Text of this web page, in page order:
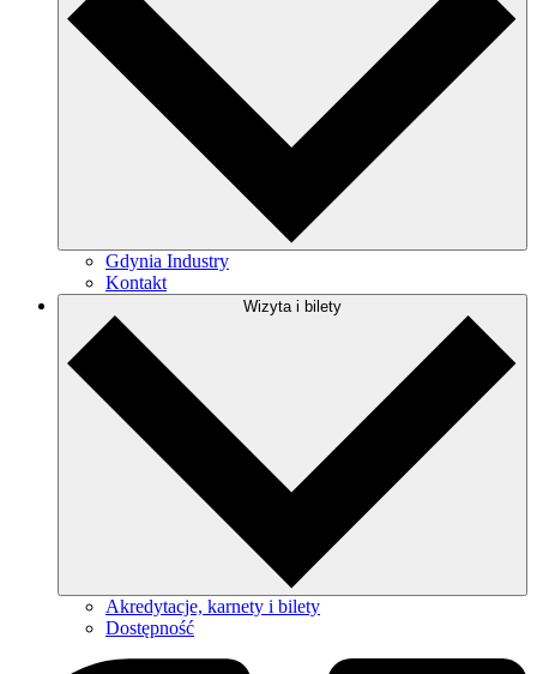
Gdynia Industry
Kontakt
Wizyta i bilety
Akredytacje, karnety i bilety
Dostępność